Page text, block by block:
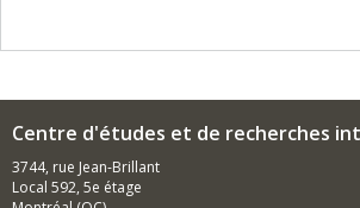
and Greece) and France in the
She received her PhD from Indiana
research and teaching positions at
Illinois, Princeton University, McGill
University of Bucharest before
Centre d'études et de recherches
3744, rue Jean-Brillant
Local 592, 5e étage